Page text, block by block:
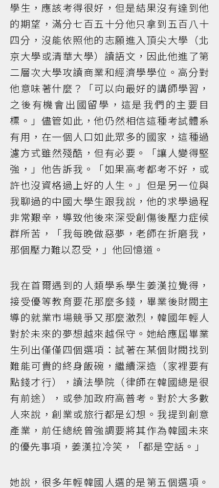
學生，應該考得很好，但是結果沒有達到他
的期望，滿分七百五十分他只拿到五百八十
四分，沒能依照他的志願進入頂尖大學（北
京大學或清華大學）讀語文，因此他進了第
二層次大學攻讀商業和經濟學學位。高分對
他意味著什麼？「可以向最好的講師學習，
之後有機會出國留學，這是我們的主要目
標。」儘管如此，他仍然相信這種考試體系
有用，在一個人口如此眾多的國家，這種過
濾方式雖然殘酷，但有必要。「讓人變得堅
強，」他告訴我。「如果高考都考不好，或
許也沒資格過上好的人生。」但是另一位與
我聊過的中國大學生跟我說，他的求學過程
非常艱辛，導致他後來深受創傷後壓力症候
群所苦，「我每晚做惡夢，老師在折磨我，
那個壓力難以忍受，」他回憶道。
我在首爾遇到的人類學系學生姜漢拉覺得，
接受優等教育要花那麼多錢，畢業後財閥主
導的就業市場競爭又那麼激烈，韓國年輕人
對於未來的夢想越來越保守。她給應屆畢業
生列出僅僅四個選項：試著在某個財閥找到
難能可貴的終身飯碗，繼續深造（家裡要有
點錢才行），讀法學院（律師在韓國總是很
有前途），或參加政府高普考。對於大多數
人來說，創業或旅行都是幻想。我提到創意
產業，前任總統曾強調要將其作為韓國未來
的優先事項，姜漢拉冷笑，「都是空話。」
她說，很多年輕韓國人選的是第五個選項。